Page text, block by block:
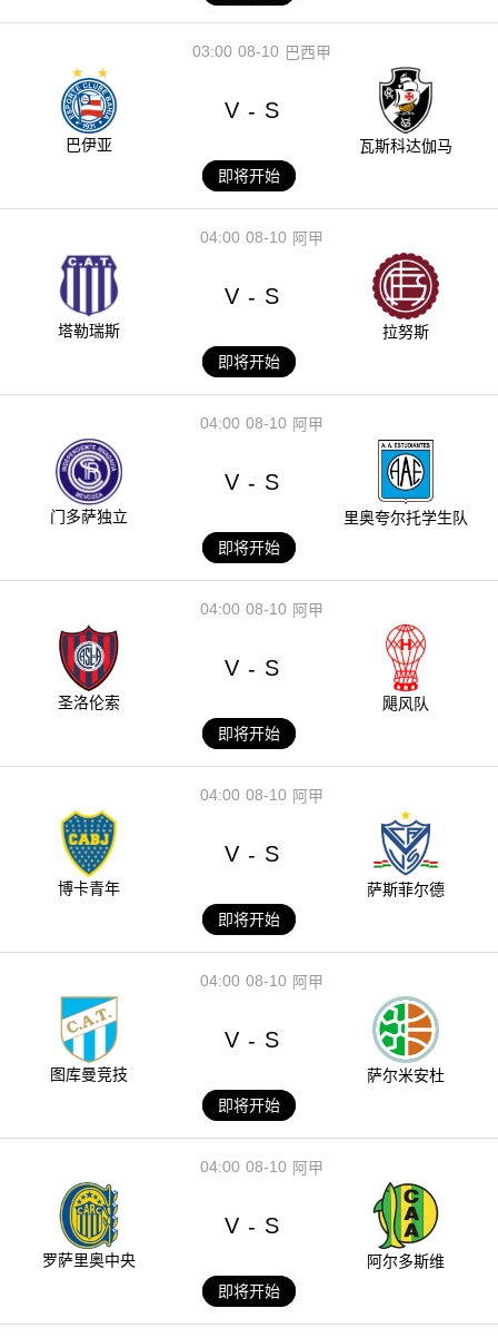
08-10
03:00 巴西甲
巴伊亚
V - S
瓦斯科达伽马
即将开始
08-10
04:00 阿甲
塔勒瑞斯
V - S
拉努斯
即将开始
08-10
04:00 阿甲
门多萨独立
V - S
里奥夸尔托学生队
即将开始
08-10
04:00 阿甲
圣洛伦索
V - S
飓风队
即将开始
08-10
04:00 阿甲
博卡青年
V - S
萨斯菲尔德
即将开始
08-10
04:00 阿甲
图库曼竞技
V - S
萨尔米安杜
即将开始
08-10
04:00 阿甲
罗萨里奥中央
V - S
阿尔多斯维
即将开始